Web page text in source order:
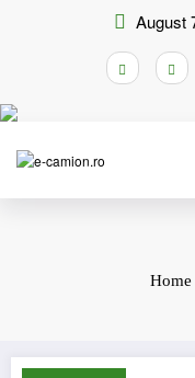
August
Home